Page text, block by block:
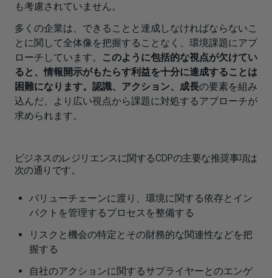
も考慮されていません。
多くの企業は、できることと達成しなければならないこ
とに関して全体像を把握することなく、環境課題にアプ
ローチしています。
このように包括的な視点が欠けてい
ると、情報開示がもたらす利益を十分に達成することは
困難になります。認識、アクション、成長の要素を組み
込んだ、より広い視点から課題に対処するアプローチが
求められます。
ビジネスのレジリエンスに関するCDPの主要な推奨事項は
次の通りです。
バリューチェーンに渡り、環境に関する依存とイン
パクトを管理するプロセスを整備する
リスクと機会の特定とその財務的な関連性などを把
握する
自社のアクションに関するサプライヤーとのエンゲ